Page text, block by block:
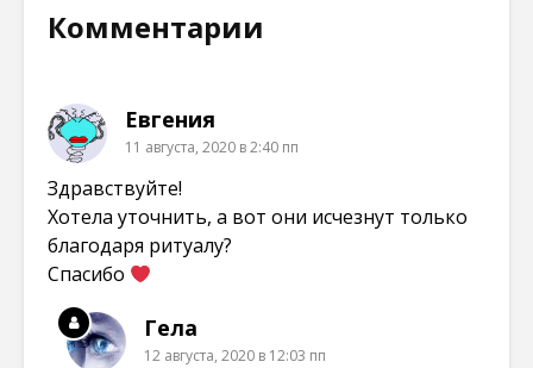
о
е
)
о
н
е
)
о
в
н
е
)
е
)
Комментарии
Евгения
11 августа, 2020 в 2:40 пп
Здравствуйте!
Хотела уточнить, а вот они исчезнут только
благодаря ритуалу?
Спасибо
Гела
12 августа, 2020 в 12:03 пп